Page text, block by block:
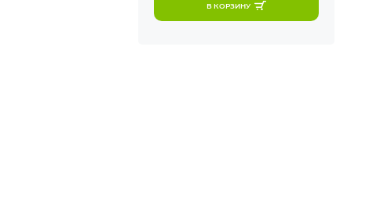
В КОРЗИНУ